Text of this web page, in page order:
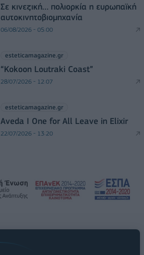
Σε κινεζική… πολιορκία η ευρωπαϊκή
αυτοκινητοβιομηχανία
06/08/2026 - 05:00
esteticamagazine.gr
“Kokoon Loutraki Coast”
28/07/2026 - 12:07
esteticamagazine.gr
Aveda I One for All Leave in Elixir
22/07/2026 - 13:20